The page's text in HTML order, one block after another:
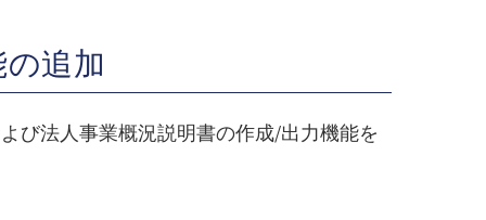
追加
び法人事業概況説明書の作成/出力機能を